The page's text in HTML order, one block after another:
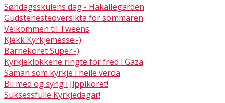
Søndagsskulens dag - Hakallegarden
Gudstenesteoversikta for sommaren
Velkommen til Tweens
Kjekk Kyrkjemesse:-)
Barnekoret Super:-)
Kyrkjeklokkene ringte for fred i Gaza
Saman som kyrkje i heile verda
Bli med og syng i Jippikoret!
Suksessfulle Kyrkjedagar!